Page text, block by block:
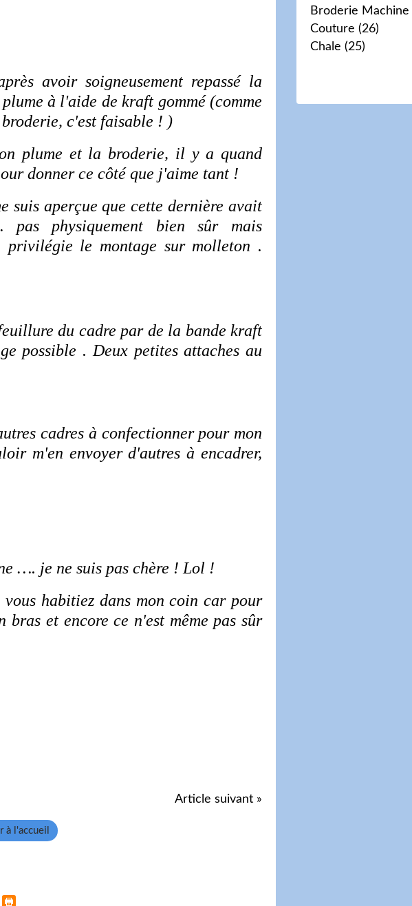
avoir soigneusement repassé la
à l'aide de kraft gommé (comme
c'est faisable ! )
plume et la broderie, il y a quand
donner ce côté que j'aime tant !
suis aperçue que cette dernière avait
physiquement bien sûr mais
le montage sur molleton .
du cadre par de la bande kraft
possible . Deux petites attaches au
cadres à confectionner pour mon
m'en envoyer d'autres à encadrer,
…. je ne suis pas chère ! Lol !
habitiez dans mon coin car pour
et encore ce n'est même pas sûr
Article suivant »
à l'accueil
Broderie Machine
Couture (26)
Chale (25)